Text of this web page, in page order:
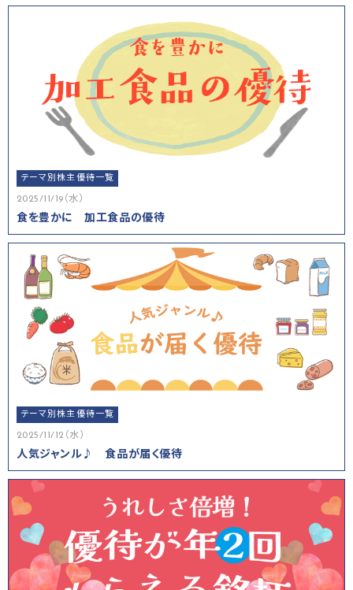
テーマ別株主優待一覧
2025/11/19（水）
食を豊かに 加工食品の優待
テーマ別株主優待一覧
2025/11/12（水）
人気ジャンル♪ 食品が届く優待